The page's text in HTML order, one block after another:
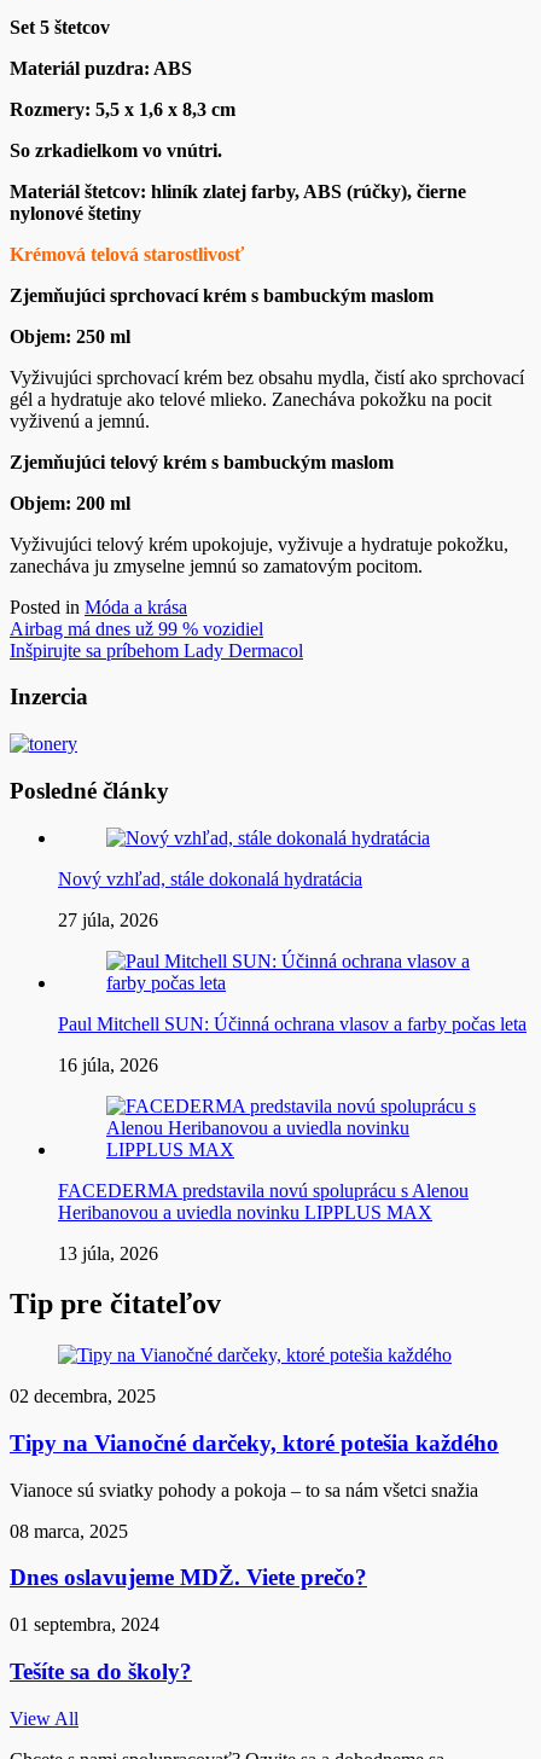
Set 5 štetcov
Materiál puzdra: ABS
Rozmery: 5,5 x 1,6 x 8,3 cm
So zrkadielkom vo vnútri.
Materiál štetcov: hliník zlatej farby, ABS (rúčky), čierne
nylonové štetiny
Krémová telová starostlivosť
Zjemňujúci sprchovací krém s bambuckým maslom
Objem: 250 ml
Vyživujúci sprchovací krém bez obsahu mydla, čistí ako sprchovací
gél a hydratuje ako telové mlieko. Zanecháva pokožku na pocit
vyživenú a jemnú.
Zjemňujúci telový krém s bambuckým maslom
Objem: 200 ml
Vyživujúci telový krém upokojuje, vyživuje a hydratuje pokožku,
zanecháva ju zmyselne jemnú so zamatovým pocitom.
Posted in Móda a krása
Navigácia
v
článku
Airbag má dnes už 99 % vozidiel
Inšpirujte sa príbehom Lady Dermacol
Inzercia
Posledné články
Nový vzhľad, stále dokonalá hydratácia
27 júla, 2026
Paul Mitchell SUN: Účinná ochrana vlasov a farby počas leta
16 júla, 2026
FACEDERMA predstavila novú spoluprácu s Alenou
Heribanovou a uviedla novinku LIPPLUS MAX
13 júla, 2026
Tip pre čitateľov
02 decembra, 2025
Tipy na Vianočné darčeky, ktoré potešia každého
Vianoce sú sviatky pohody a pokoja – to sa nám všetci snažia
08 marca, 2025
Dnes oslavujeme MDŽ. Viete prečo?
01 septembra, 2024
Tešíte sa do školy?
View All